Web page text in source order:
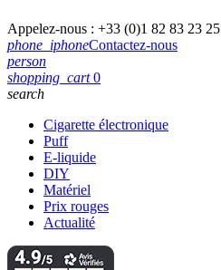
Appelez-nous : +33 (0)1 82 83 23 25
phone_iphoneContactez-nous
person
shopping_cart 0
search
Cigarette électronique
Puff
E-liquide
DIY
Matériel
Prix rouges
Actualité